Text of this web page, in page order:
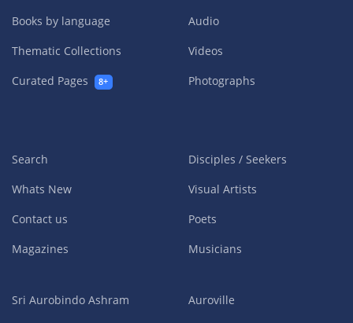
Books by language
Thematic Collections
Curated Pages
8+
Audio
Videos
Photographs
Search
Whats New
Contact us
Magazines
Disciples / Seekers
Visual Artists
Poets
Musicians
Sri Aurobindo Ashram
Auroville